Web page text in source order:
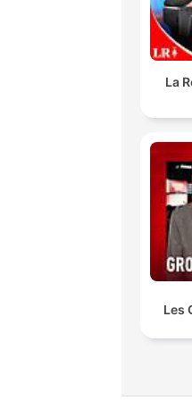
La
Les